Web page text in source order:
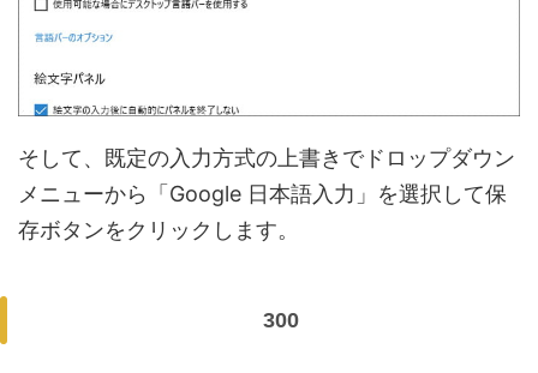
そして、既定の入力方式の上書きでドロップダウン
メニューから「Google 日本語入力」を選択して保
存ボタンをクリックします。
300